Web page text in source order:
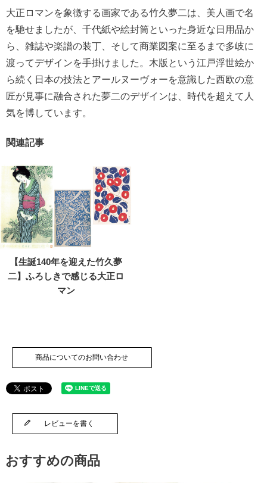
大正ロマンを象徴する画家である竹久夢二は、美人画で名
を馳せましたが、千代紙や絵封筒といった身近な日用品か
ら、雑誌や楽譜の装丁、そして商業図案に至るまで多岐に
渡ってデザインを手掛けました。木版という江戸浮世絵か
ら続く日本の技法とアールヌーヴォーを意識した西欧の意
匠が見事に融合された夢二のデザインは、時代を超えて人
気を博しています。
関連記事
【生誕140年を迎えた竹久夢
二】ふろしきで感じる大正ロ
マン
商品についてのお問い合わせ
レビューを書く
おすすめの商品